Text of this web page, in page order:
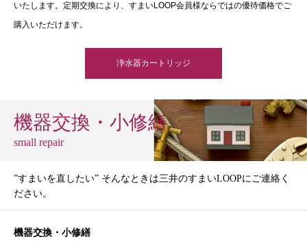
いたします。定期交換により、すまいLOOP会員様ならではの優待価格でご
購入いただけます。
浄水器カートリッジ
機器交換・小修繕
small repair
”すまいを直したい” そんなときは三井のすまいLOOPにご連絡く
ださい。
機器交換・小修繕